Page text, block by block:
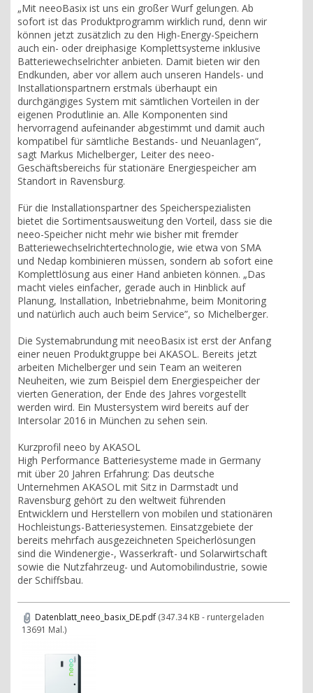
„Mit neeoBasix ist uns ein großer Wurf gelungen. Ab
sofort ist das Produktprogramm wirklich rund, denn wir
können jetzt zusätzlich zu den High-Energy-Speichern
auch ein- oder dreiphasige Komplettsysteme inklusive
Batteriewechselrichter anbieten. Damit bieten wir den
Endkunden, aber vor allem auch unseren Handels- und
Installationspartnern erstmals überhaupt ein
durchgängiges System mit sämtlichen Vorteilen in der
eigenen Produtlinie an. Alle Komponenten sind
hervorragend aufeinander abgestimmt und damit auch
kompatibel für sämtliche Bestands- und Neuanlagen“,
sagt Markus Michelberger, Leiter des neeo-
Geschäftsbereichs für stationäre Energiespeicher am
Standort in Ravensburg.
Für die Installationspartner des Speicherspezialisten
bietet die Sortimentsausweitung den Vorteil, dass sie die
neeo-Speicher nicht mehr wie bisher mit fremder
Batteriewechselrichtertechnologie, wie etwa von SMA
und Nedap kombinieren müssen, sondern ab sofort eine
Komplettlösung aus einer Hand anbieten können. „Das
macht vieles einfacher, gerade auch in Hinblick auf
Planung, Installation, Inbetriebnahme, beim Monitoring
und natürlich auch auch beim Service”, so Michelberger.
Die Systemabrundung mit neeoBasix ist erst der Anfang
einer neuen Produktgruppe bei AKASOL. Bereits jetzt
arbeiten Michelberger und sein Team an weiteren
Neuheiten, wie zum Beispiel dem Energiespeicher der
vierten Generation, der Ende des Jahres vorgestellt
werden wird. Ein Mustersystem wird bereits auf der
Intersolar 2016 in München zu sehen sein.
Kurzprofil neeo by AKASOL
High Performance Batteriesysteme made in Germany
mit über 20 Jahren Erfahrung: Das deutsche
Unternehmen AKASOL mit Sitz in Darmstadt und
Ravensburg gehört zu den weltweit führenden
Entwicklern und Herstellern von mobilen und stationären
Hochleistungs-Batteriesystemen. Einsatzgebiete der
bereits mehrfach ausgezeichneten Speicherlösungen
sind die Windenergie-, Wasserkraft- und Solarwirtschaft
sowie die Nutzfahrzeug- und Automobilindustrie, sowie
der Schiffsbau.
Datenblatt_neeo_basix_DE.pdf(347.34 KB - runtergeladen
13691 Mal.)